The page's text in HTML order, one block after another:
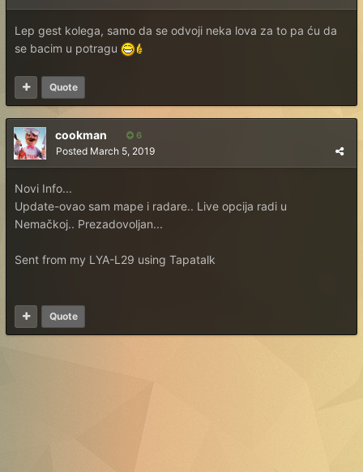
Lep gest kolega, samo da se odvoji neka lova za to pa ću da
se bacim u potragu
Quote
cookman 6
Posted March 5, 2019
Novi Info...
Update-ovao sam mape i radare.. Live opcija radi u
Nemačkoj.. Prezadovoljan...
Sent from my LYA-L29 using Tapatalk
Quote